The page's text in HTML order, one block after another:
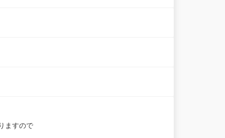
ますので